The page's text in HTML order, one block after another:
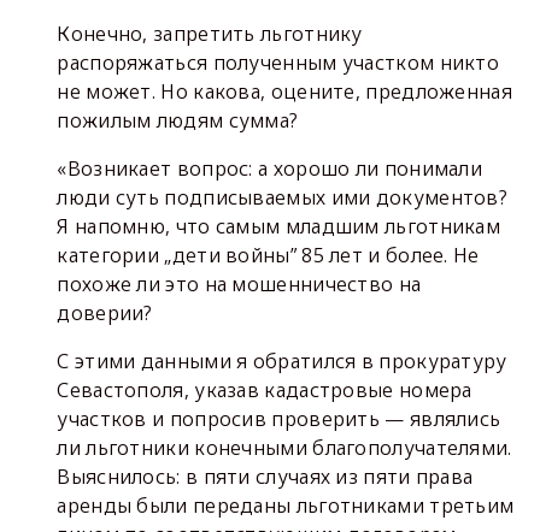
Конечно, запретить льготнику
распоряжаться полученным участком никто
не может. Но какова, оцените, предложенная
пожилым людям сумма?
«Возникает вопрос: а хорошо ли понимали
люди суть подписываемых ими документов?
Я напомню, что самым младшим льготникам
категории „дети войны” 85 лет и более. Не
похоже ли это на мошенничество на
доверии?
С этими данными я обратился в прокуратуру
Севастополя, указав кадастровые номера
участков и попросив проверить — являлись
ли льготники конечными благополучателями.
Выяснилось: в пяти случаях из пяти права
аренды были переданы льготниками третьим